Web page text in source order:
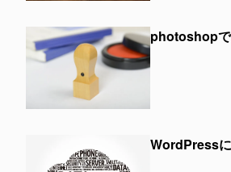
photoshop
WordPress